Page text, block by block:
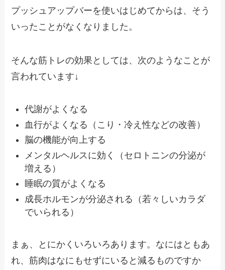
プッシュアップバーを使いはじめてからは、そう
いったことがなくなりました。
そんな筋トレの効果としては、次のようなことが
言われています↓
代謝がよくなる
血行がよくなる（こり・冷え性などの改善）
脳の機能が向上する
メンタルヘルスに効く（セロトニンの分泌が
増える）
睡眠の質がよくなる
成長ホルモンが分泌される（若々しいカラダ
でいられる）
まぁ、とにかくいろいろあります。なにはともあ
れ、筋肉はなにもせずにいると減るものですか